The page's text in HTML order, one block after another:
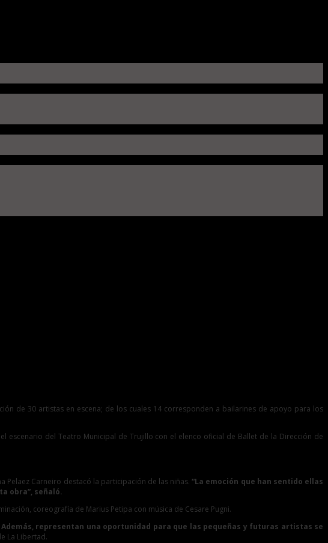
de 30 artistas en escena; de los cuales 14 corresponden a bailarines de apoyo para los
escenario del Teatro Municipal de Trujillo con el elenco oficial de Ballet de la Dirección de
Pelaez Carneiro destacó la participación de las niñas.“La emoción que han sentido ellas
obra”, señaló.
coreografía de Marius Petipa con música de Cesare Pugni.
representan una oportunidad para que las pequeñas y futuras artistas se
La Libertad.